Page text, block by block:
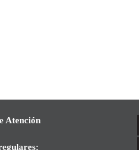
Atención